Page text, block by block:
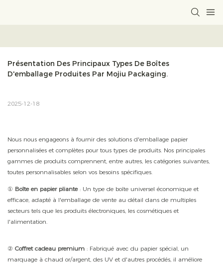
Présentation Des Principaux Types De Boîtes
D'emballage Produites Par Mojiu Packaging.
2025-12-18
Nous nous engageons à fournir des solutions d'emballage papier
personnalisées et complètes pour tous types de produits. Nos principales
gammes de produits comprennent, entre autres, les catégories suivantes,
toutes personnalisables selon vos besoins spécifiques.
① Boîte en papier pliante: Un type de boîte universel économique et
efficace, adapté à l'emballage de vente au détail dans de multiples
secteurs tels que les produits électroniques, les cosmétiques et
l'alimentation.
② Coffret cadeau premium : Fabriqué avec du papier spécial, un
marquage à chaud or/argent, des UV et d'autres procédés, il améliore